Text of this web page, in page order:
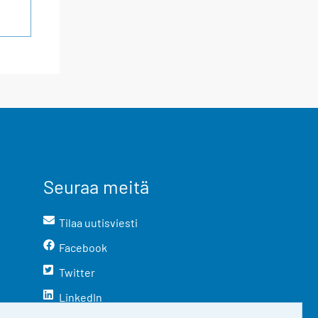
Seuraa meitä
Tilaa uutisviesti
Facebook
Twitter
LinkedIn